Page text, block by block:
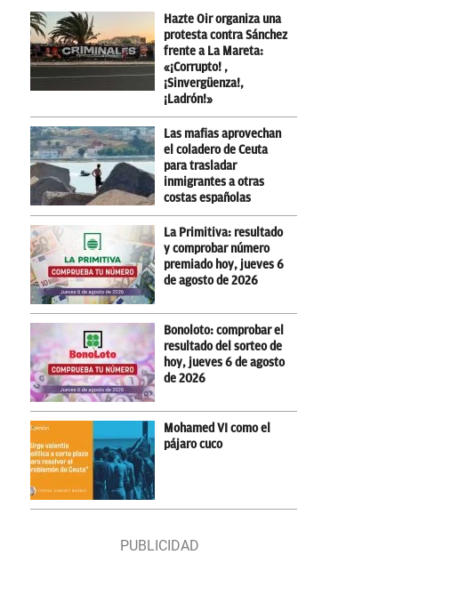
Hazte Oir organiza una
protesta contra Sánchez
frente a La Mareta:
«¡Corrupto! ,
¡Sinvergüenza!,
¡Ladrón!»
Las mafias aprovechan
el coladero de Ceuta
para trasladar
inmigrantes a otras
costas españolas
La Primitiva: resultado
y comprobar número
premiado hoy, jueves 6
de agosto de 2026
Bonoloto: comprobar el
resultado del sorteo de
hoy, jueves 6 de agosto
de 2026
Mohamed VI como el
pájaro cuco